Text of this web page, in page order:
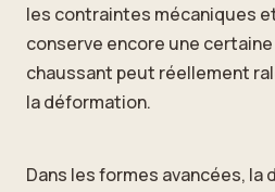
les contraintes mécaniques
conserve encore une
chaussant peut réellement
la déformation.
Dans les formes avancées,